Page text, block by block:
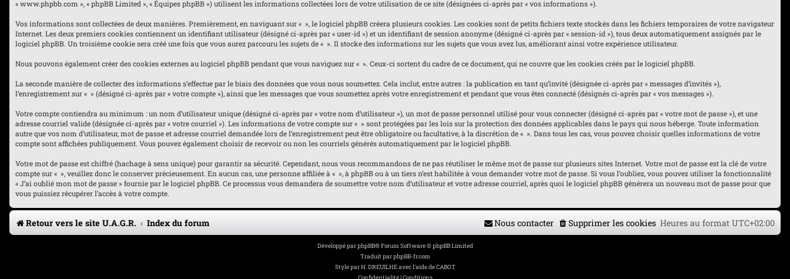
« www.phpbb.com », « phpBB Limited », « Équipes phpBB ») utilisent les informations collectées lors de votre utilisation de ce site (désignées ci-après par « vos informations »).
Vos informations sont collectées de deux manières. Premièrement, en naviguant sur « », le logiciel phpBB créera plusieurs cookies. Les cookies sont de petits fichiers texte stockés dans les fichiers temporaires de votre navigateur
Internet. Les deux premiers cookies contiennent un identifiant utilisateur (désigné ci-après par « user-id ») et un identifiant de session anonyme (désigné ci-après par « session-id »), tous deux automatiquement assignés par le
logiciel phpBB. Un troisième cookie sera créé une fois que vous aurez parcouru les sujets de « ». Il stocke des informations sur les sujets que vous avez lus, améliorant ainsi votre expérience utilisateur.
Nous pouvons également créer des cookies externes au logiciel phpBB pendant que vous naviguez sur « ». Ceux-ci sortent du cadre de ce document, qui ne couvre que les cookies créés par le logiciel phpBB.
La seconde manière de collecter des informations s’effectue par le biais des données que vous nous soumettez. Cela inclut, entre autres : la publication en tant qu’invité (désignée ci-après par « messages d’invités »),
l’enregistrement sur « » (désigné ci-après par « votre compte »), ainsi que les messages que vous soumettez après votre enregistrement et pendant que vous êtes connecté (désignés ci-après par « vos messages »).
Votre compte contiendra au minimum : un nom d’utilisateur unique (désigné ci-après par « votre nom d’utilisateur »), un mot de passe personnel utilisé pour vous connecter (désigné ci-après par « votre mot de passe »), et une
adresse courriel valide (désignée ci-après par « votre courriel »). Les informations de votre compte sur « » sont protégées par les lois sur la protection des données applicables dans le pays qui nous héberge. Toute information
autre que vos nom d’utilisateur, mot de passe et adresse courriel demandée lors de l’enregistrement peut être obligatoire ou facultative, à la discrétion de « ». Dans tous les cas, vous pouvez choisir quelles informations de votre
compte sont affichées publiquement. Vous pouvez également choisir de recevoir ou non les courriels générés automatiquement par le logiciel phpBB.
Votre mot de passe est chiffré (hachage à sens unique) pour garantir sa sécurité. Cependant, nous vous recommandons de ne pas réutiliser le même mot de passe sur plusieurs sites Internet. Votre mot de passe est la clé de votre
compte sur « », veuillez donc le conserver précieusement. En aucun cas, une personne affiliée à « », à phpBB ou à un tiers n’est habilitée à vous demander votre mot de passe. Si vous l’oubliez, vous pouvez utiliser la fonctionnalité
« J’ai oublié mon mot de passe » fournie par le logiciel phpBB. Ce processus vous demandera de soumettre votre nom d’utilisateur et votre adresse courriel, après quoi le logiciel phpBB générera un nouveau mot de passe pour que
vous puissiez récupérer l’accès à votre compte.
Retour vers le site U.A.G.R. Index du forum Heures au format UTC+02:00
Supprimer les cookies
Nous contacter
Développé parphpBB® Forum Software © phpBB Limited
Traduit parphpBB-fr.com
Style parH. DREUILHE avec l'aide de CABOT